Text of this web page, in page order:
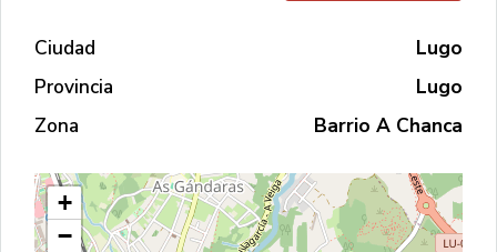
Ciudad
Lugo
Provincia
Lugo
Zona
Barrio A Chanca
+
−